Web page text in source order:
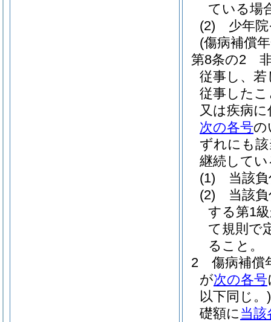
ている場
(2)
少年
(傷病補償
第8条の2
従事し、
従事した
又は疾病
次の各号の
ずれにも
継続して
(1)
当該
(2)
当該
する第1
て規則で
ること。
2
傷病補償
が次の各号
以下同じ。)
礎額に 当該